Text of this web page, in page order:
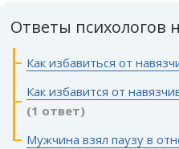
Ответы психологов
Как избавиться от
Как избавится от
(1 ответ)
Мужчина взял паузу в